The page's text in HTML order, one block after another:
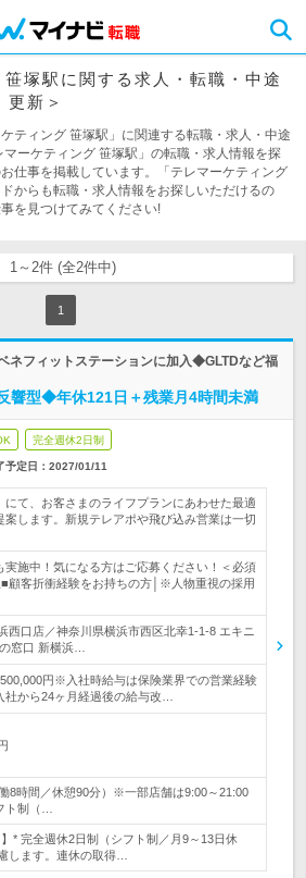
塚駅に関する求人・転職・中途
新＞
ティング 笹塚駅」に関連する転職・求人・中途
ーケティング 笹塚駅」の転職・求人情報を探
仕事を掲載しています。「テレマーケティング
からも転職・求人情報をお探しいただけるの
を見つけてみてください!
1～2件 (全2件中)
1
ネフィットステーションに加入◆GLTDなど福
響型◆年休121日＋残業月4時間未満
完全週休2日制
予定日： 2027/01/11
にて、お客さまのライフプランにあわせた最適
案します。新規テレアポや飛び込み営業は一切
実施中！気になる方はご応募ください！＜必須
顧客折衝経験をお持ちの方│※人物重視の採用
西口店／神奈川県横浜市西区北幸1-1-8 エキニ
窓口 新横浜…
円※入社時給与は保険業界での営業経験
から24ヶ月経過後の給与改…
8時間／休憩90分）※一部店舗は9:00～21:00
ト制（…
】* 完全週休2日制（シフト制／月9～13日休
します。連休の取得…